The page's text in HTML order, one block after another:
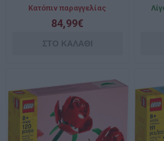
Κατόπιν παραγγελίας
84,99€